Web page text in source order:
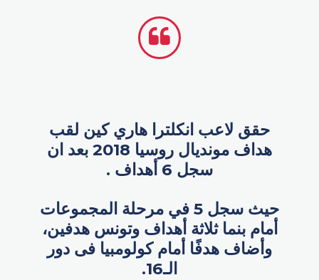
حقق لاعب انكلترا هاري كين لقب
هداف مونديال روسيا 2018 بعد ان
سجل 6 أهداف .
حيث سجل 5 في مرحلة المجموعات
أمام بنما ثلاثة أهداف وتونس هدفين،
وأضاف هدفًا أمام كولومبيا فى دور
الـ16.